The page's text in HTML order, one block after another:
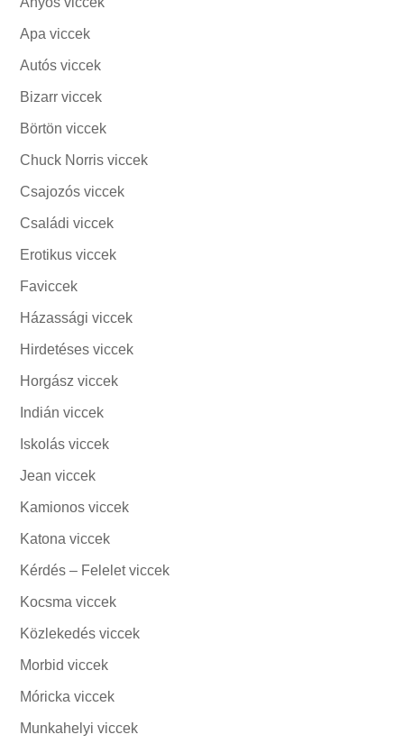
Apa viccek
Autós viccek
Bizarr viccek
Börtön viccek
Chuck Norris viccek
Csajozós viccek
Családi viccek
Erotikus viccek
Faviccek
Házassági viccek
Hirdetéses viccek
Horgász viccek
Indián viccek
Iskolás viccek
Jean viccek
Kamionos viccek
Katona viccek
Kérdés – Felelet viccek
Kocsma viccek
Közlekedés viccek
Morbid viccek
Móricka viccek
Munkahelyi viccek